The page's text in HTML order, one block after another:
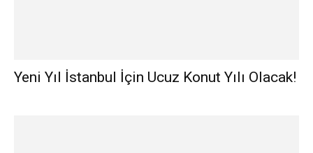
Yeni Yıl İstanbul İçin Ucuz Konut Yılı Olacak!